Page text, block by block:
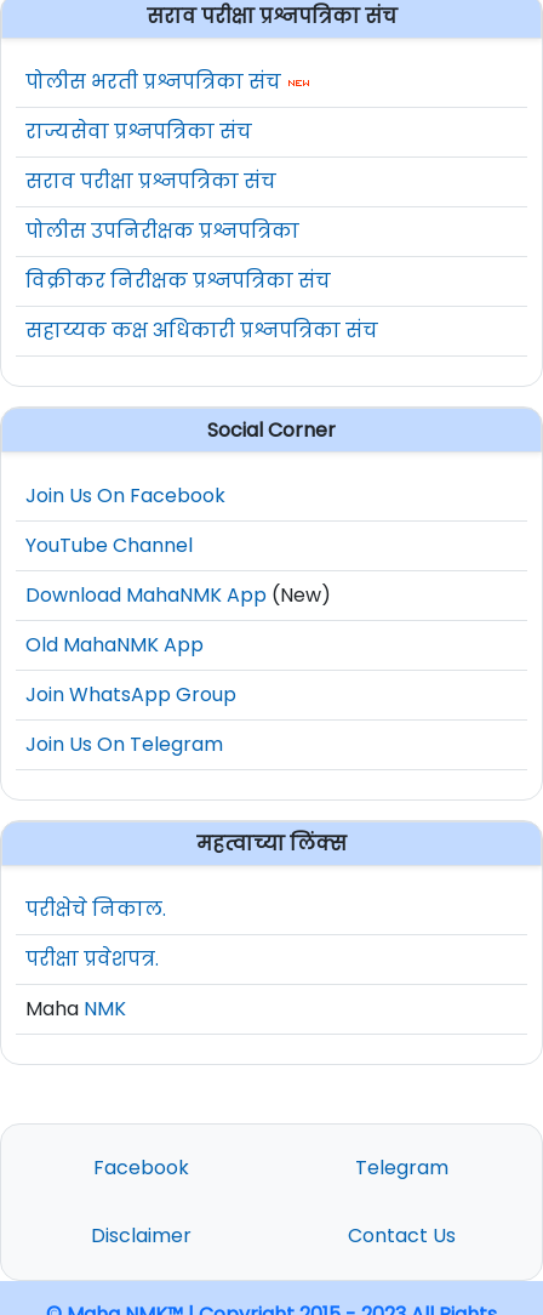
सराव परीक्षा प्रश्नपत्रिका संच
पोलीस भरती प्रश्नपत्रिका संच
राज्यसेवा प्रश्नपत्रिका संच
सराव परीक्षा प्रश्नपत्रिका संच
पोलीस उपनिरीक्षक प्रश्नपत्रिका
विक्रीकर निरीक्षक प्रश्नपत्रिका संच
सहाय्यक कक्ष अधिकारी प्रश्नपत्रिका संच
Social Corner
Join Us On Facebook
YouTube Channel
Download MahaNMK App (New)
Old MahaNMK App
Join WhatsApp Group
Join Us On Telegram
महत्वाच्या लिंक्स
परीक्षेचे निकाल.
परीक्षा प्रवेशपत्र.
Maha NMK
Facebook Telegram
Disclaimer Contact Us